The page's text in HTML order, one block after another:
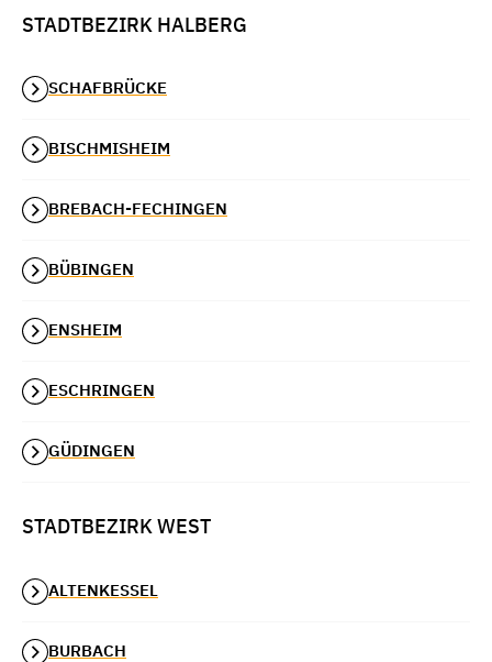
STADTBEZIRK HALBERG
SCHAFBRÜCKE
BISCHMISHEIM
BREBACH-FECHINGEN
BÜBINGEN
ENSHEIM
ESCHRINGEN
GÜDINGEN
STADTBEZIRK WEST
ALTENKESSEL
BURBACH